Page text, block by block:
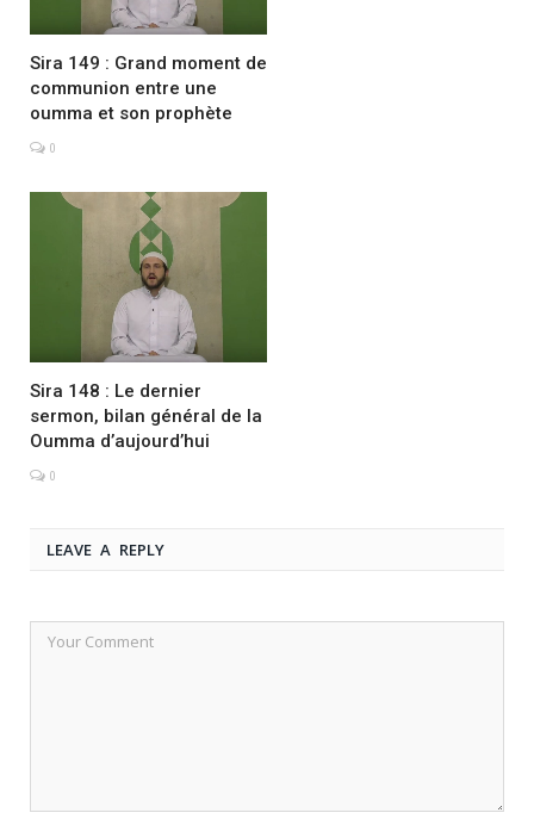
Sira 149 : Grand moment de
communion entre une
oumma et son prophète
0
Sira 148 : Le dernier
sermon, bilan général de la
Oumma d’aujourd’hui
0
LEAVE A REPLY